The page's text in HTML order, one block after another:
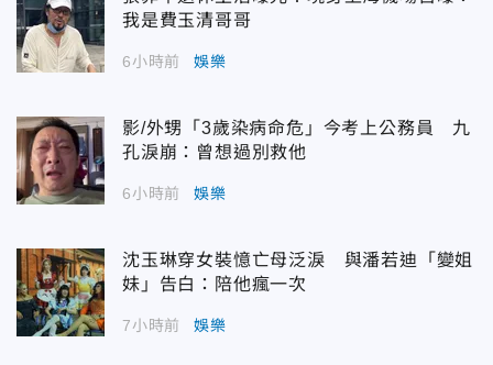
我是費玉清哥哥
6小時前 娛樂
影/外甥「3歲染病命危」今考上公務員 九
孔淚崩：曾想過別救他
6小時前 娛樂
沈玉琳穿女裝憶亡母泛淚 與潘若迪「變姐
妹」告白：陪他瘋一次
7小時前 娛樂